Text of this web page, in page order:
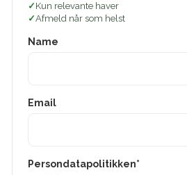
Kun relevante haver
Afmeld når som helst
Name
Email
Persondatapolitikken*